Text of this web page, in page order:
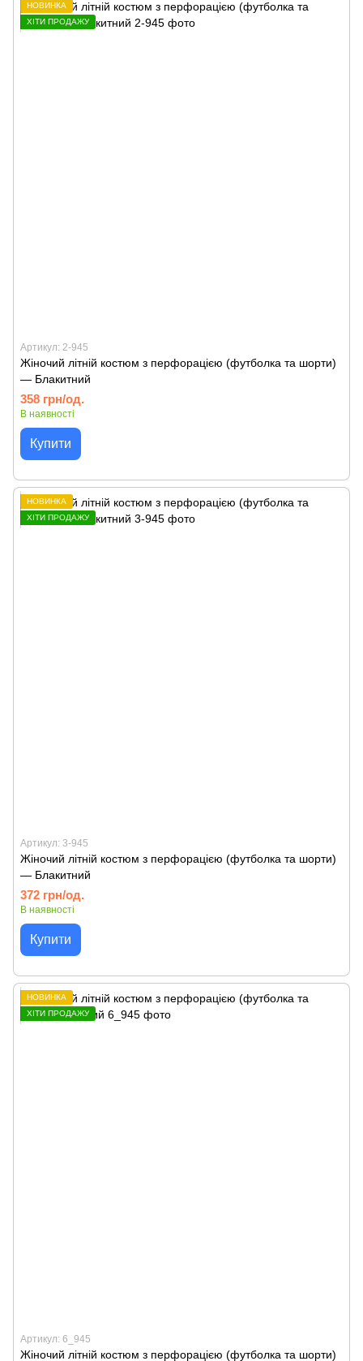
НОВИНКА
ХІТИ ПРОДАЖУ
Артикул: 2-945
Жіночий літній костюм з перфорацією (футболка та шорти)
— Блакитний
358 грн/од.
В наявності
Купити
НОВИНКА
ХІТИ ПРОДАЖУ
Артикул: 3-945
Жіночий літній костюм з перфорацією (футболка та шорти)
— Блакитний
372 грн/од.
В наявності
Купити
НОВИНКА
ХІТИ ПРОДАЖУ
Артикул: 6_945
Жіночий літній костюм з перфорацією (футболка та шорти)